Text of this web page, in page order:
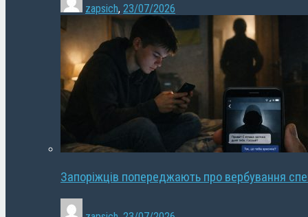
zapsich, 23/07/2026
Запоріжців попереджають про вербування